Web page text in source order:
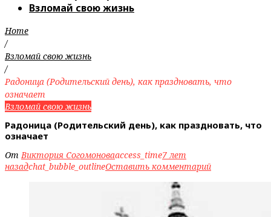
Взломай свою жизнь
Home
/
Взломай свою жизнь
/
Радоница (Родительский день), как праздновать, что
означает
Взломай свою жизнь
Радоница (Родительский день), как праздновать, что
означает
ОтВиктория Согомоноваaccess_time7 лет
назадchat_bubble_outlineОставить комментарий